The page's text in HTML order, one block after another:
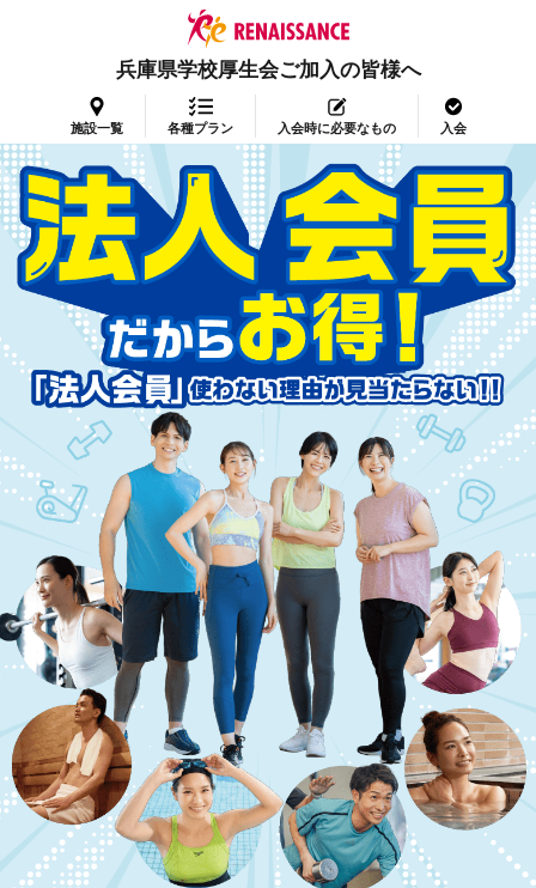
兵庫県学校厚生会ご加入の皆様へ
施設一覧 各種プラン 入会時に必要なもの 入会